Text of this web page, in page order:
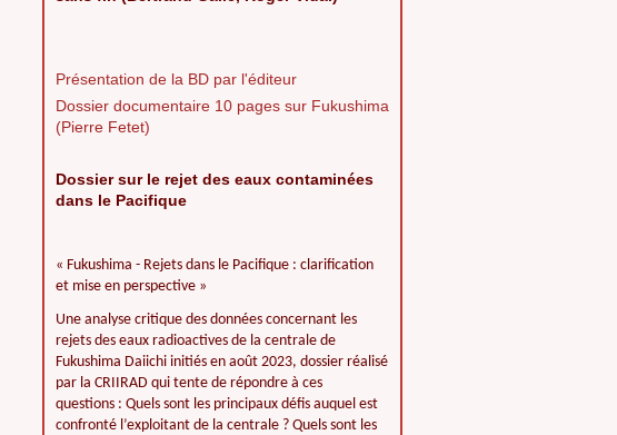
Présentation de la BD par l'éditeur
Dossier documentaire 10 pages sur Fukushima
(Pierre Fetet)
Dossier sur le rejet des eaux contaminées
dans le Pacifique
« Fukushima - Rejets dans le Pacifique : clarification
et mise en perspective »
Une analyse critique des données concernant les
rejets des eaux radioactives de la centrale de
Fukushima Daiichi initiés en août 2023, dossier réalisé
par la CRIIRAD qui tente de répondre à ces
questions : Quels sont les principaux défis auquel est
confronté l’exploitant de la centrale ? Quels sont les